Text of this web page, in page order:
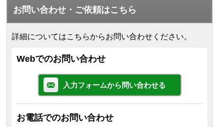
お問い合わせ・ご依頼はこちら
詳細についてはこちらからお問い合わせください。
Webでのお問い合わせ
入力フォームから問い合わせる
お電話でのお問い合わせ